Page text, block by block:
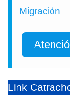
Migración
Link